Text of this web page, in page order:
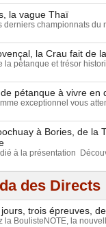
la vague Thaï
derniers championnats du
la Crau fait de
la pétanque et trésor
pétanque à vivre en
exceptionnel vous
à Bories, de la
à la présentation
des Directs
trois épreuves,
la BoulisteNOTE, la